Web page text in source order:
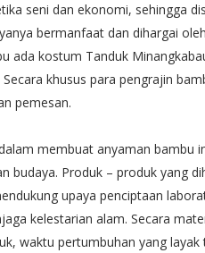
seni dan ekonomi, sehingga
bermanfaat dan dihargai
kostum Tanduk
khusus para pengrajin
pemesan.
membuat anyaman bambu
budaya. Produk – produk yang
upaya penciptaan
kelestarian alam. Secara
waktu pertumbuhan yang layak